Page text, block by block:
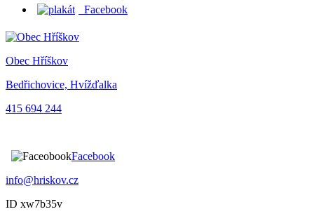
Facebook
Obec Hříškov
Bedřichovice, Hvížďalka
415 694 244
Facebook
info@hriskov.cz
ID xw7b35v